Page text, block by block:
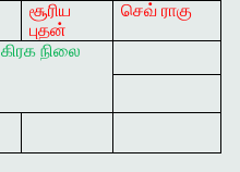
சூரிய
புதன்
செவ் ராகு
கிரக நிலை